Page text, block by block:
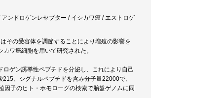
ンドロゲンレセプター / イシカワ癌 / エストロゲ
その受容体を調節することにより増殖の影響を
ワ癌細胞を用いて研究された。
ゲン誘導性ペプチドを分泌し、これにより自己
、シグナルペプチドを含み分子量22000で、
子のヒト・ホモローグの検索で胎盤ゲノムに同